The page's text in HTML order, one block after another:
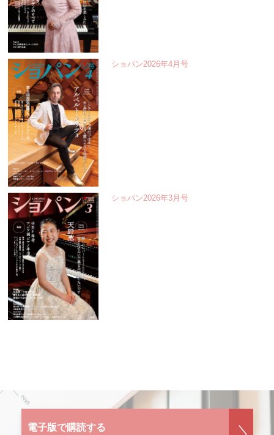
ショパン2026年4月号
ショパン2026年3月号
電子版で購読する